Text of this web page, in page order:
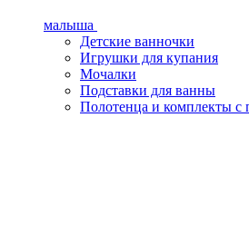
малыша
Детские ванночки
Игрушки для купания
Мочалки
Подставки для ванны
Полотенца и комплекты с